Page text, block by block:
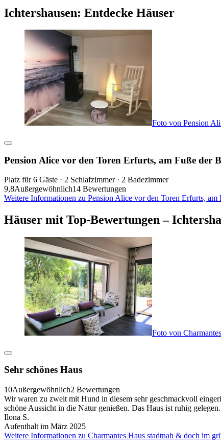
Ichtershausen: Entdecke Häuser
Foto von Pension
Pension Alice vor den Toren Erfurts, am Fuße der
Platz für 6 Gäste · 2 Schlafzimmer · 2 Badezimmer
9,8Außergewöhnlich14 Bewertungen
Weitere Informationen zu Pension Alice vor den Toren Erfurts,
Häuser mit Top-Bewertungen –
Foto von
Sehr schönes Haus
10Außergewöhnlich2 Bewertungen
Wir waren zu zweit mit Hund in diesem sehr geschmackvoll
schöne Aussicht in die Natur genießen. Das Haus ist ruhig
Ilona S.
Aufenthalt im März 2025
Weitere Informationen zu Charmantes Haus stadtnah & doch im